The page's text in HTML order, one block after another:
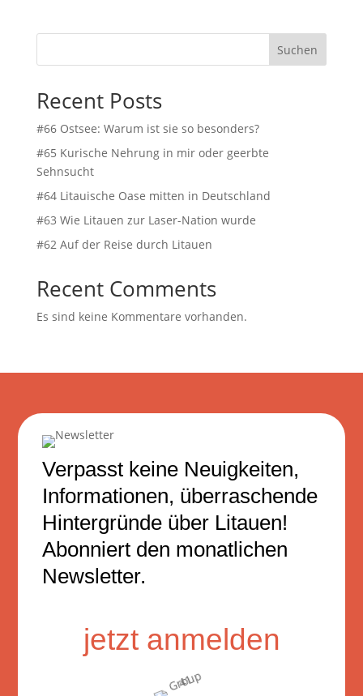
Suchen
Recent Posts
#66 Ostsee: Warum ist sie so besonders?
#65 Kurische Nehrung in mir oder geerbte
Sehnsucht
#64 Litauische Oase mitten in Deutschland
#63 Wie Litauen zur Laser-Nation wurde
#62 Auf der Reise durch Litauen
Recent Comments
Es sind keine Kommentare vorhanden.
Verpasst keine Neuigkeiten,
Informationen, überraschende
Hintergründe über Litauen!
Abonniert den monatlichen
Newsletter.
jetzt anmelden